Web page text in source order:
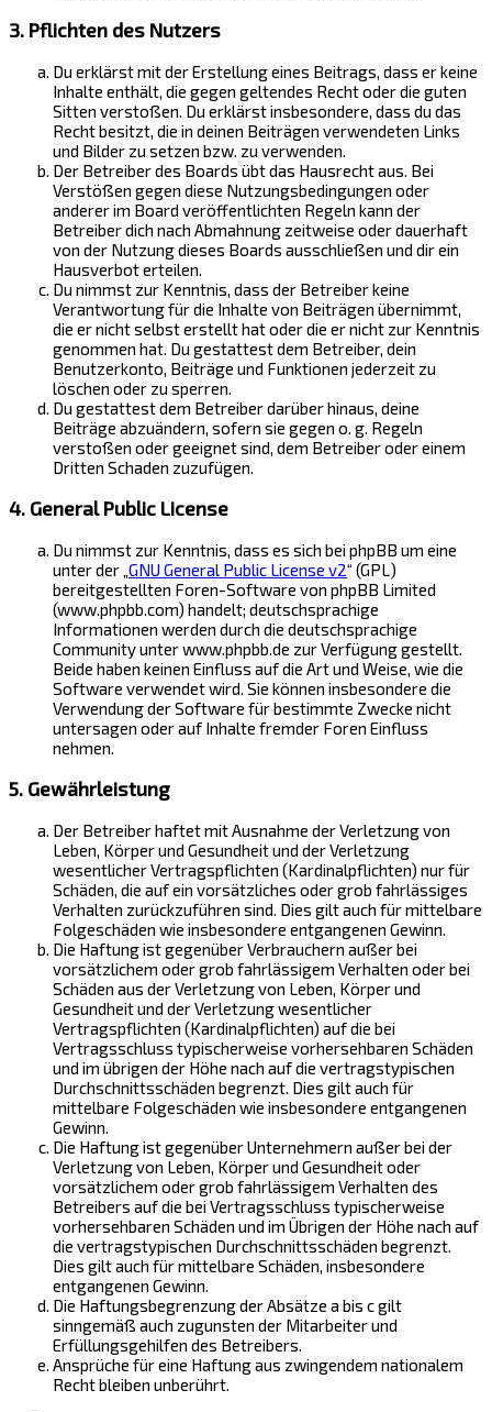
3. Pflichten des Nutzers
Du erklärst mit der Erstellung eines Beitrags, dass er keine
Inhalte enthält, die gegen geltendes Recht oder die guten
Sitten verstoßen. Du erklärst insbesondere, dass du das
Recht besitzt, die in deinen Beiträgen verwendeten Links
und Bilder zu setzen bzw. zu verwenden.
Der Betreiber des Boards übt das Hausrecht aus. Bei
Verstößen gegen diese Nutzungsbedingungen oder
anderer im Board veröffentlichten Regeln kann der
Betreiber dich nach Abmahnung zeitweise oder dauerhaft
von der Nutzung dieses Boards ausschließen und dir ein
Hausverbot erteilen.
Du nimmst zur Kenntnis, dass der Betreiber keine
Verantwortung für die Inhalte von Beiträgen übernimmt,
die er nicht selbst erstellt hat oder die er nicht zur Kenntnis
genommen hat. Du gestattest dem Betreiber, dein
Benutzerkonto, Beiträge und Funktionen jederzeit zu
löschen oder zu sperren.
Du gestattest dem Betreiber darüber hinaus, deine
Beiträge abzuändern, sofern sie gegen o. g. Regeln
verstoßen oder geeignet sind, dem Betreiber oder einem
Dritten Schaden zuzufügen.
4. General Public License
Du nimmst zur Kenntnis, dass es sich bei phpBB um eine
unter der „GNU General Public License v2“ (GPL)
bereitgestellten Foren-Software von phpBB Limited
(www.phpbb.com) handelt; deutschsprachige
Informationen werden durch die deutschsprachige
Community unter www.phpbb.de zur Verfügung gestellt.
Beide haben keinen Einfluss auf die Art und Weise, wie die
Software verwendet wird. Sie können insbesondere die
Verwendung der Software für bestimmte Zwecke nicht
untersagen oder auf Inhalte fremder Foren Einfluss
nehmen.
5. Gewährleistung
Der Betreiber haftet mit Ausnahme der Verletzung von
Leben, Körper und Gesundheit und der Verletzung
wesentlicher Vertragspflichten (Kardinalpflichten) nur für
Schäden, die auf ein vorsätzliches oder grob fahrlässiges
Verhalten zurückzuführen sind. Dies gilt auch für mittelbare
Folgeschäden wie insbesondere entgangenen Gewinn.
Die Haftung ist gegenüber Verbrauchern außer bei
vorsätzlichem oder grob fahrlässigem Verhalten oder bei
Schäden aus der Verletzung von Leben, Körper und
Gesundheit und der Verletzung wesentlicher
Vertragspflichten (Kardinalpflichten) auf die bei
Vertragsschluss typischerweise vorhersehbaren Schäden
und im übrigen der Höhe nach auf die vertragstypischen
Durchschnittsschäden begrenzt. Dies gilt auch für
mittelbare Folgeschäden wie insbesondere entgangenen
Gewinn.
Die Haftung ist gegenüber Unternehmern außer bei der
Verletzung von Leben, Körper und Gesundheit oder
vorsätzlichem oder grob fahrlässigem Verhalten des
Betreibers auf die bei Vertragsschluss typischerweise
vorhersehbaren Schäden und im Übrigen der Höhe nach auf
die vertragstypischen Durchschnittsschäden begrenzt.
Dies gilt auch für mittelbare Schäden, insbesondere
entgangenen Gewinn.
Die Haftungsbegrenzung der Absätze a bis c gilt
sinngemäß auch zugunsten der Mitarbeiter und
Erfüllungsgehilfen des Betreibers.
Ansprüche für eine Haftung aus zwingendem nationalem
Recht bleiben unberührt.